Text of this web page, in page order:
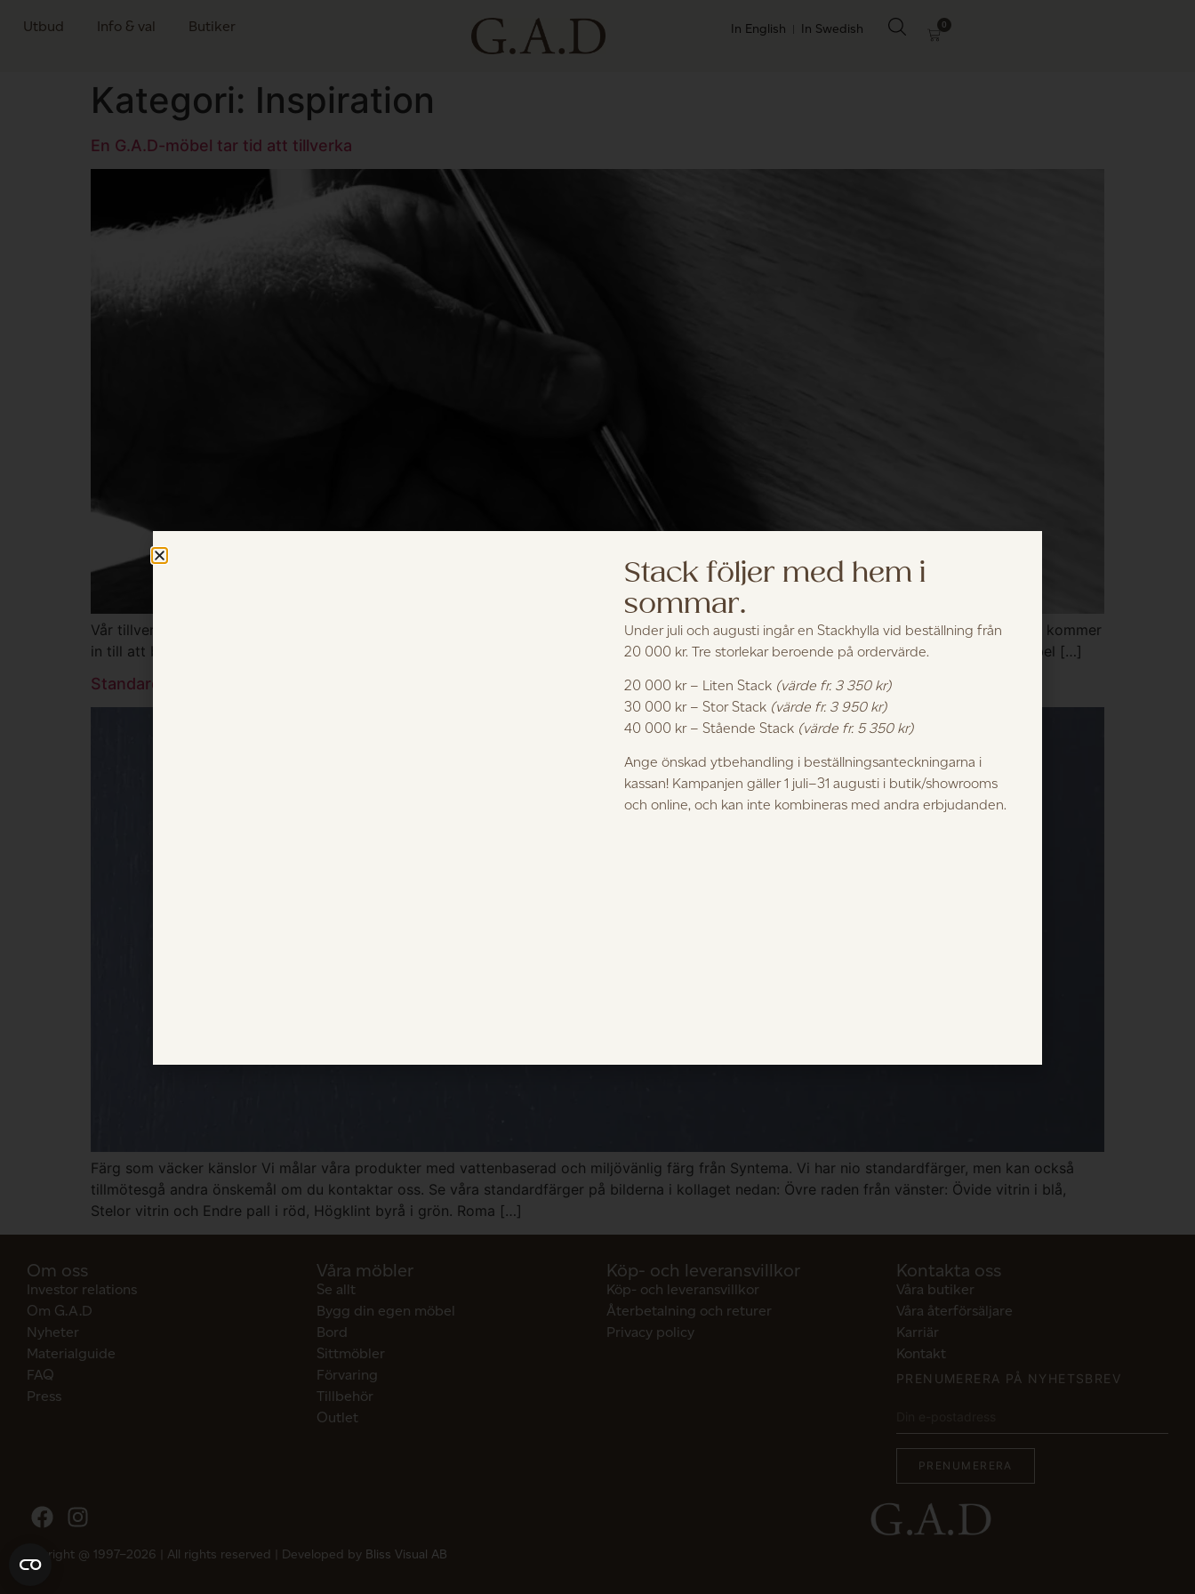
Utbud Info & val Butiker In English In Swedish 0
Kategori: Inspiration
En G.A.D-möbel tar tid att tillverka
Vår tillverkning har sitt hjärta i vårt eget snickeri i Hemse på Gotland. Här arbetar våra snickare med allt från att såga upp det råa virket som kommer
in till att bygga möbler, ytbehandla och packa. Det är ett arbete med en mängd steg som ska utföras innan möbeln är klar. Att bygga en möbel […]
Standardfärger
Färg som väcker känslor Vi målar våra produkter med vattenbaserad och miljövänlig färg från Syntema. Vi har nio standardfärger, men kan också
tillmötesgå andra önskemål om du kontaktar oss. Se våra standardfärger på bilderna i kollaget nedan: Övre raden från vänster: Övide vitrin i blå,
Stelor vitrin och Endre pall i röd, Högklint byrå i grön. Roma […]
Om oss
Investor relations
Om G.A.D
Nyheter
Materialguide
FAQ
Press
Våra möbler
Se allt
Bygg din egen möbel
Bord
Sittmöbler
Förvaring
Tillbehör
Outlet
Köp- och leveransvillkor
Köp- och leveransvillkor
Återbetalning och returer
Privacy policy
Kontakta oss
Våra butiker
Våra återförsäljare
Karriär
Kontakt
PRENUMERERA PÅ NYHETSBREV
Copyright @ 1997–2026 | All rights reserved | Developed by Bliss Visual AB
Stack följer med hem i
sommar.
Under juli och augusti ingår en Stackhylla vid beställning från
20 000 kr. Tre storlekar beroende på ordervärde.
20 000 kr – Liten Stack (värde fr. 3 350 kr)
30 000 kr – Stor Stack (värde fr. 3 950 kr)
40 000 kr – Stående Stack (värde fr. 5 350 kr)
Ange önskad ytbehandling i beställningsanteckningarna i
kassan! Kampanjen gäller 1 juli–31 augusti i butik/showrooms
och online, och kan inte kombineras med andra erbjudanden.